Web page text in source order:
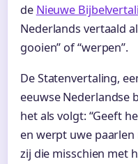
de Nieuwe
Nederlands vertaald
gooien” of “werpen”.
De Statenvertaling,
eeuwse Nederlandse
het als volgt: “Geeft
en werpt uwe
zij die misschien met